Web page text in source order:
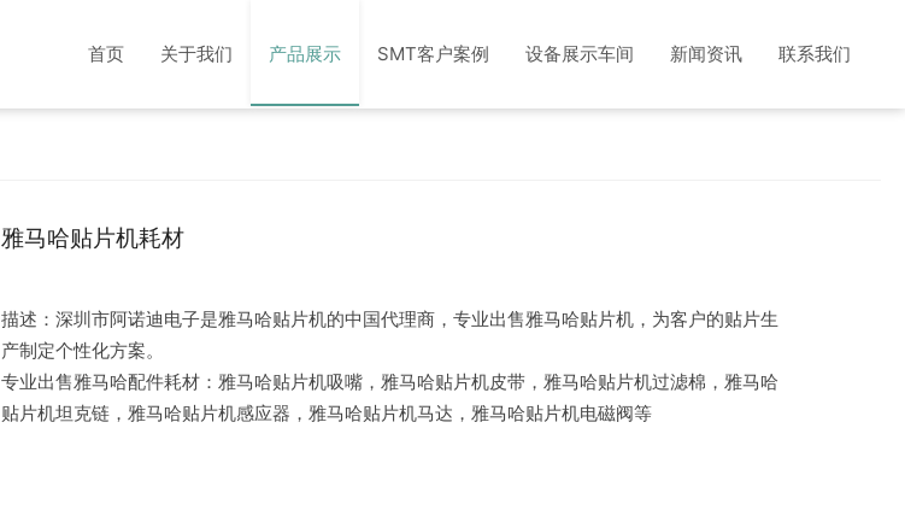
首页 关于我们 产品展示 SMT客户案例 设备展示车间 新闻资讯 联系我们
雅马哈贴片机耗材
描述：深圳市阿诺迪电子是雅马哈贴片机的中国代理商，专业出售雅马哈贴片机，为客户的贴片生
产制定个性化方案。
专业出售雅马哈配件耗材：雅马哈贴片机吸嘴，雅马哈贴片机皮带，雅马哈贴片机过滤棉，雅马哈
贴片机坦克链，雅马哈贴片机感应器，雅马哈贴片机马达，雅马哈贴片机电磁阀等